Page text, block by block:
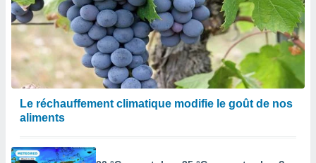
Le réchauffement climatique modifie le goût de nos
aliments